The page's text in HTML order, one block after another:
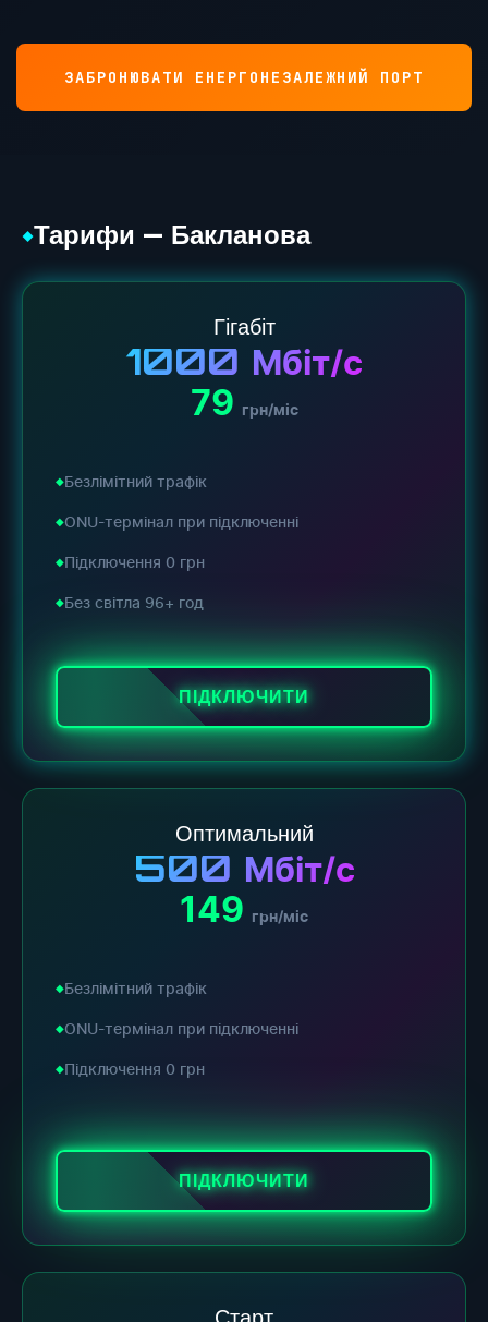
ЗАБРОНЮВАТИ ЕНЕРГОНЕЗАЛЕЖНИЙ ПОРТ
◆Тарифи — Бакланова
Гігабіт
1000 Мбіт/с
79 грн/міс
Безлімітний трафік
ONU-термінал при підключенні
Підключення 0 грн
Без світла 96+ год
ПІДКЛЮЧИТИ
Оптимальний
500 Мбіт/с
149 грн/міс
Безлімітний трафік
ONU-термінал при підключенні
Підключення 0 грн
ПІДКЛЮЧИТИ